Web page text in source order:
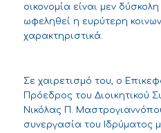
οικονομία είναι μεν
ωφεληθεί η ευρύτερη
χαρακτηριστικά.
Σε χαιρετισμό του, ο
Πρόεδρος του Διοικητικού
Νικόλας Π.
συνεργασία του Ιδρύματος